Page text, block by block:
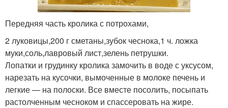
Передняя часть кролика с потрохами,
2 луковицы,200 г сметаны,зубок чеснока,1 ч. ложка
муки,соль,лавровый лист,зелень петрушки.
Лопатки и грудинку кролика замочить в воде с уксусом,
нарезать на кусочки, вымоченные в молоке печень и
легкие — на полоски. Все вместе посолить, посыпать
растолченным чесноком и спассеровать на жире.